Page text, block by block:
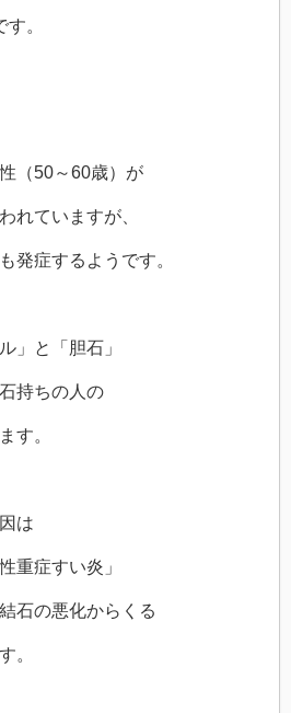
。
（50～60歳）が
れていますが、
発症するようです。
」と「胆石」
持ちの人の
す。
は
重症すい炎」
石の悪化からくる
。